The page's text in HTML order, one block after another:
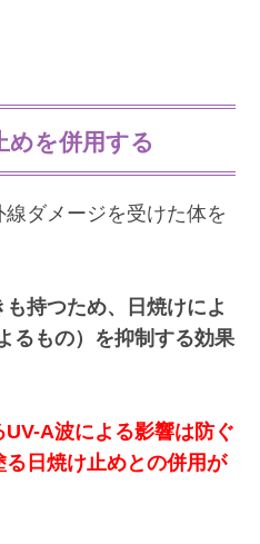
めを併用する
ダメージを受けた体を
持つため、日焼けによ
るもの）を抑制する効果
UV-A波による影響は防ぐ
日焼け止めとの併用が